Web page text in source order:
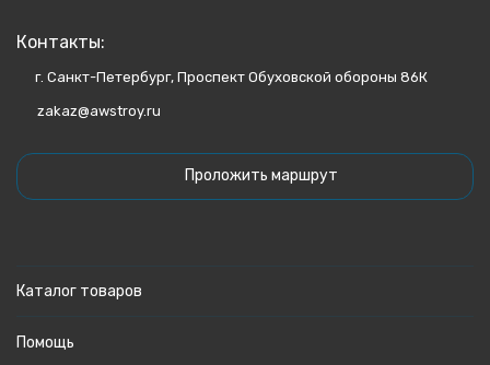
Контакты:
г. Санкт-Петербург, Проспект Обуховской обороны 86К
zakaz@awstroy.ru
Проложить маршрут
Каталог товаров
Помощь